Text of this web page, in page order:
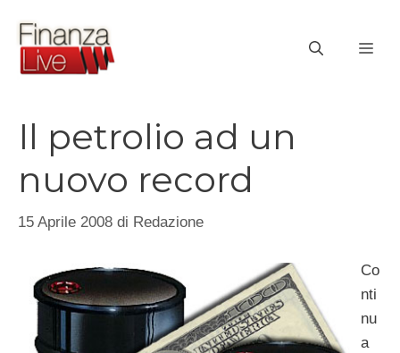
contenuto
Il petrolio ad un
nuovo record
15 Aprile 2008 di Redazione
Co
nti
nu
a